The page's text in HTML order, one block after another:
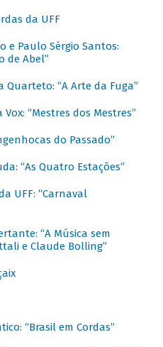
da UFF
e Paulo Sérgio Santos:
de Abel”
Quarteto: “A Arte da Fuga”
“Mestres dos Mestres”
do Passado”
“As Quatro Estações”
UFF: “Carnaval
“A Música sem
e Claude Bolling”
“Brasil em Cordas”